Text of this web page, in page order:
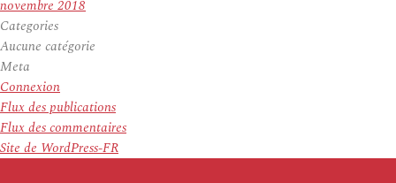
novembre 2018
Categories
Aucune catégorie
Meta
Connexion
Flux des publications
Flux des commentaires
Site de WordPress-FR